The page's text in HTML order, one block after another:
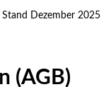
Stand Dezember 2025
(AGB)